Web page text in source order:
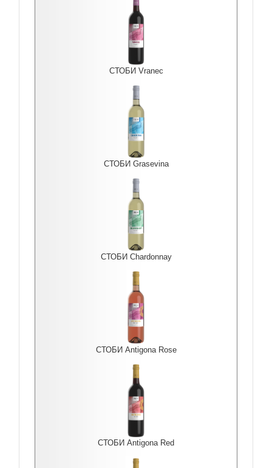
СТОБИ Vranec
СТОБИ Grasevina
СТОБИ Chardonnay
СТОБИ Antigona Rоse
СТОБИ Antigona Red